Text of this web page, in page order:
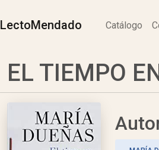
LectoMendado Catálogo
EL TIEMPO